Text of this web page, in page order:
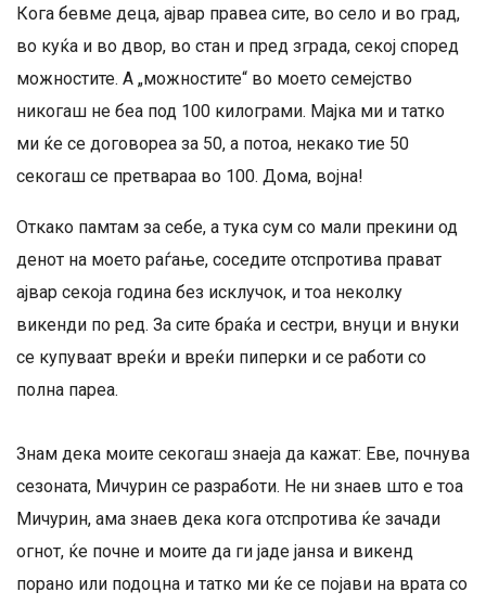
Кога бевме деца, ајвар правеа сите, во село и во град,
во куќа и во двор, во стан и пред зграда, секој според
можностите. А „можностите“ во моето семејство
никогаш не беа под 100 килограми. Мајка ми и татко
ми ќе се договореа за 50, а потоа, некако тие 50
секогаш се претвараа во 100. Дома, војна!
Откако памтам за себе, а тука сум со мали прекини од
денот на моето раѓање, соседите отспротива прават
ајвар секоја година без исклучок, и тоа неколку
викенди по ред. За сите браќа и сестри, внуци и внуки
се купуваат вреќи и вреќи пиперки и се работи со
полна пареа.
Знам дека моите секогаш знаеја да кажат: Еве, почнува
сезоната, Мичурин се разработи. Не ни знаев што е тоа
Мичурин, ама знаев дека кога отспротива ќе зачади
огнот, ќе почне и моите да ги јаде јанѕа и викенд
порано или подоцна и татко ми ќе се појави на врата со